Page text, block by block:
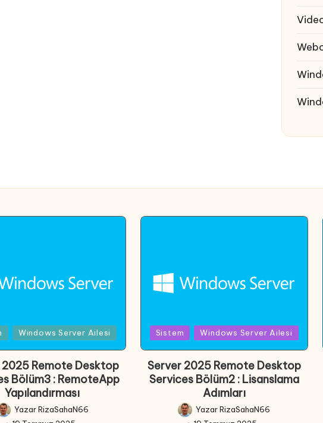
Windows Server Ailesi
2025 Remote Desktop
Bölüm3 : RemoteApp
Yapılandırması
YazarRizaSahaN66
Posted
Sistem Windows Server Ailesi
Server 2025 Remote Desktop
Services Bölüm2 : Lisanslama
Adımları
Posted
YazarRizaSahaN66